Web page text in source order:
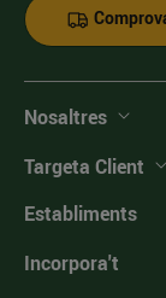
Nosaltres
Targeta Client
Establiments
Incorpora't